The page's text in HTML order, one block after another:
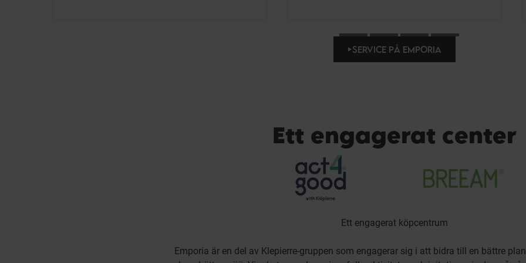
SERVICE PÅ EMPORIA
Ett engagerat center
Ett engagerat köpcentrum
Emporia är en del av Klepierre-gruppen som engagerar sig i att bidra till en bättre